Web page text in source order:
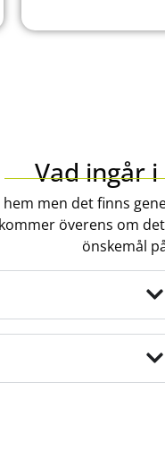
Vad ingår
men det finns
överens om
önskemål